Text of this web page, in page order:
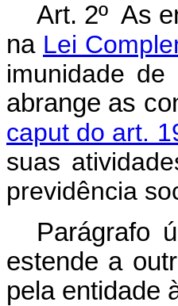
Art. 2º As
na Lei
imunidade de
abrange as
caput do art.
suas
previdência
Parágrafo
estende a
pela entidade